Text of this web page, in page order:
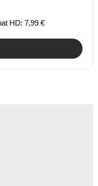
HD: 7,99 €